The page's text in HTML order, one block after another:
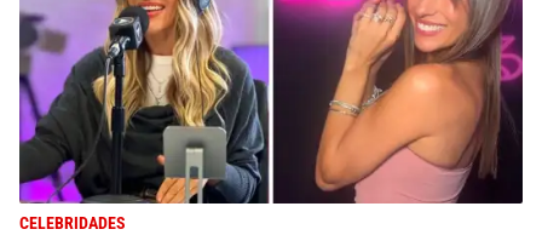
CELEBRIDADES